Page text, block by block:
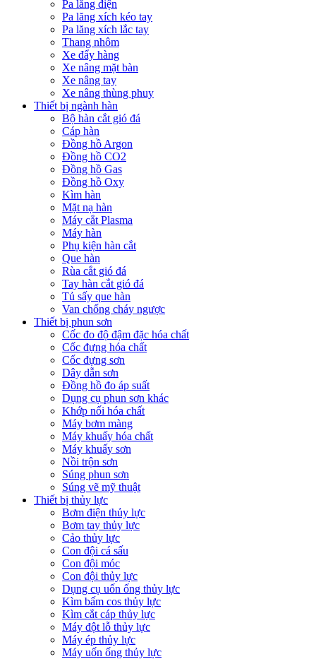
Pa lăng điện
Pa lăng xích kéo tay
Pa lăng xích lắc tay
Thang nhôm
Xe đẩy hàng
Xe nâng mặt bàn
Xe nâng tay
Xe nâng thùng phuy
Thiết bị ngành hàn
Bộ hàn cắt gió đá
Cáp hàn
Đồng hồ Argon
Đồng hồ CO2
Đồng hồ Gas
Đồng hồ Oxy
Kìm hàn
Mặt nạ hàn
Máy cắt Plasma
Máy hàn
Phụ kiện hàn cắt
Que hàn
Rùa cắt gió đá
Tay hàn cắt gió đá
Tủ sấy que hàn
Van chống cháy ngược
Thiết bị phun sơn
Cốc đo độ đậm đặc hóa chất
Cốc đựng hóa chất
Cốc đựng sơn
Dây dẫn sơn
Đồng hồ đo áp suất
Dụng cụ phun sơn khác
Khớp nối hóa chất
Máy bơm màng
Máy khuấy hóa chất
Máy khuấy sơn
Nồi trộn sơn
Súng phun sơn
Súng vẽ mỹ thuật
Thiết bị thủy lực
Bơm điện thủy lực
Bơm tay thủy lực
Cảo thủy lực
Con đội cá sấu
Con đội móc
Con đội thủy lực
Dụng cụ uốn ống thủy lực
Kìm bấm cos thủy lực
Kìm cắt cáp thủy lực
Máy đột lỗ thủy lực
Máy ép thủy lực
Máy uốn ống thủy lực